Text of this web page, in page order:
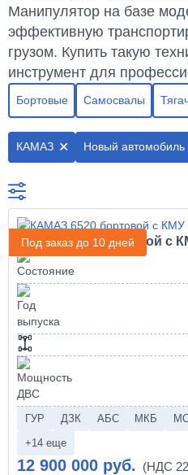
Манипулятор на базе
эффективную
грузом. Купить такую
инструмент для
Бортовые Самосвалы
КАМАЗ Новый автомобиль
Под заказ до 10 дней
КАМАЗ 6520 бортовой с
ГУР ДЗК АБС МКБ
+14 еще
12 900 000 руб.